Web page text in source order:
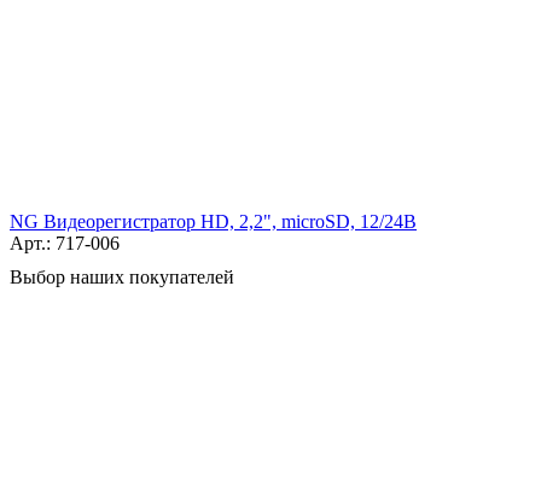
NG Видеорегистратор HD, 2,2", microSD, 12/24В
Арт.: 717-006
Выбор наших покупателей